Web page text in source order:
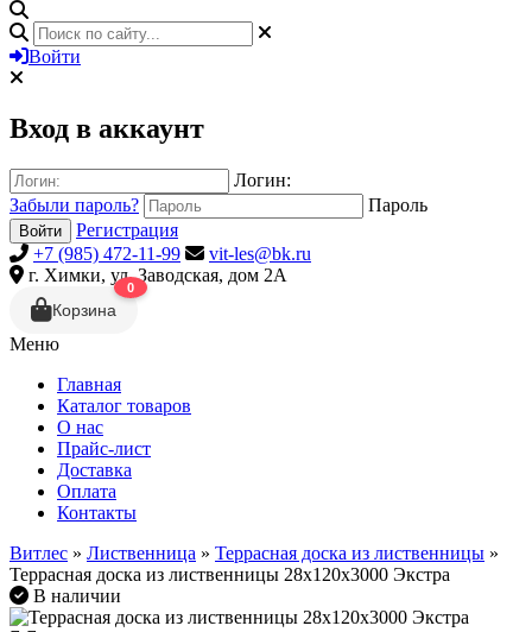
Войти
Вход в аккаунт
Логин:
Забыли пароль?
Пароль
Войти
Регистрация
+7 (985) 472-11-99
vit-les@bk.ru
г. Химки, ул. Заводская, дом 2А
Корзина
0
Меню
Главная
Каталог товаров
О нас
Прайс-лист
Доставка
Оплата
Контакты
Витлес » Лиственница » Террасная доска из лиственницы »
Террасная доска из лиственницы 28х120х3000 Экстра
В наличии